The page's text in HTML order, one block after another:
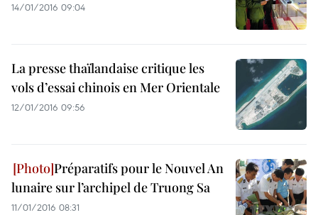
14/01/2016 09:04
La presse thaïlandaise critique les
vols d’essai chinois en Mer Orientale
12/01/2016 09:56
Préparatifs pour le Nouvel An
lunaire sur l’archipel de Truong Sa
11/01/2016 08:31